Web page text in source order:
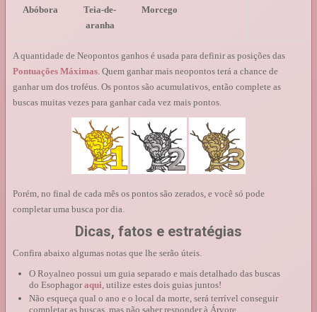
Abóbora
Teia-de-
aranha
Morcego
A quantidade de Neopontos ganhos é usada para definir as posições das
Pontuações Máximas . Quem ganhar mais neopontos terá a chance de
ganhar um dos troféus. Os pontos são acumulativos, então complete as
buscas muitas vezes para ganhar cada vez mais pontos.
Porém, no final de cada mês os pontos são zerados, e você só pode
completar uma busca por dia.
Dicas, fatos e estratégias
Confira abaixo algumas notas que lhe serão úteis.
O Royalneo possui um guia separado e mais detalhado das buscas
do Esophagoraqui , utilize estes dois guias juntos!
Não esqueça qual o ano e o local da morte, será terrível conseguir
completar as buscas, mas não saber responder à Árvore.